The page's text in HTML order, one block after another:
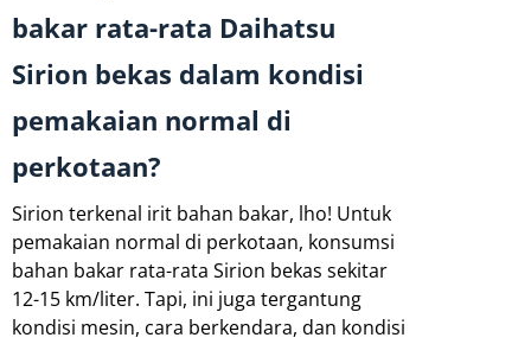
bakar rata-rata Daihatsu
Sirion bekas dalam kondisi
pemakaian normal di
perkotaan?
Sirion terkenal irit bahan bakar, lho! Untuk
pemakaian normal di perkotaan, konsumsi
bahan bakar rata-rata Sirion bekas sekitar
12-15 km/liter. Tapi, ini juga tergantung
kondisi mesin, cara berkendara, dan kondisi